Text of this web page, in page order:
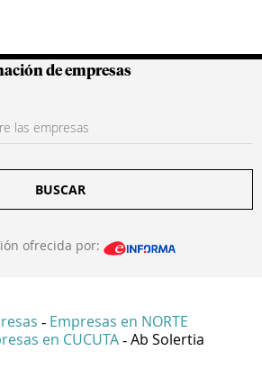
Colombianas
de empresas
BUSCAR
ofrecida por:
- Empresas en NORTE
en CUCUTA - Ab Solertia